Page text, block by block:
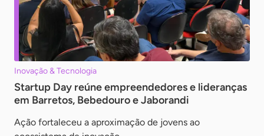
Inovação & Tecnologia
Startup Day reúne empreendedores e lideranças
em Barretos, Bebedouro e Jaborandi
Ação fortaleceu a aproximação de jovens ao